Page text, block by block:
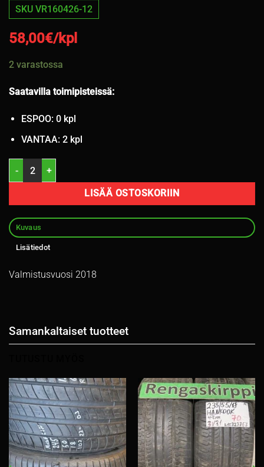
SKU VR160426-12
58,00€/kpl
2 varastossa
Saatavilla toimipisteissä:
ESPOO: 0 kpl
VANTAA: 2 kpl
235/50R19 Pirelli Scorpion Verde 99V kesä 4-4,5mm / 5V6-2 määrä
LISÄÄ OSTOSKORIIN
Kuvaus
Lisätiedot
Valmistusvuosi 2018
Samankaltaiset tuotteet